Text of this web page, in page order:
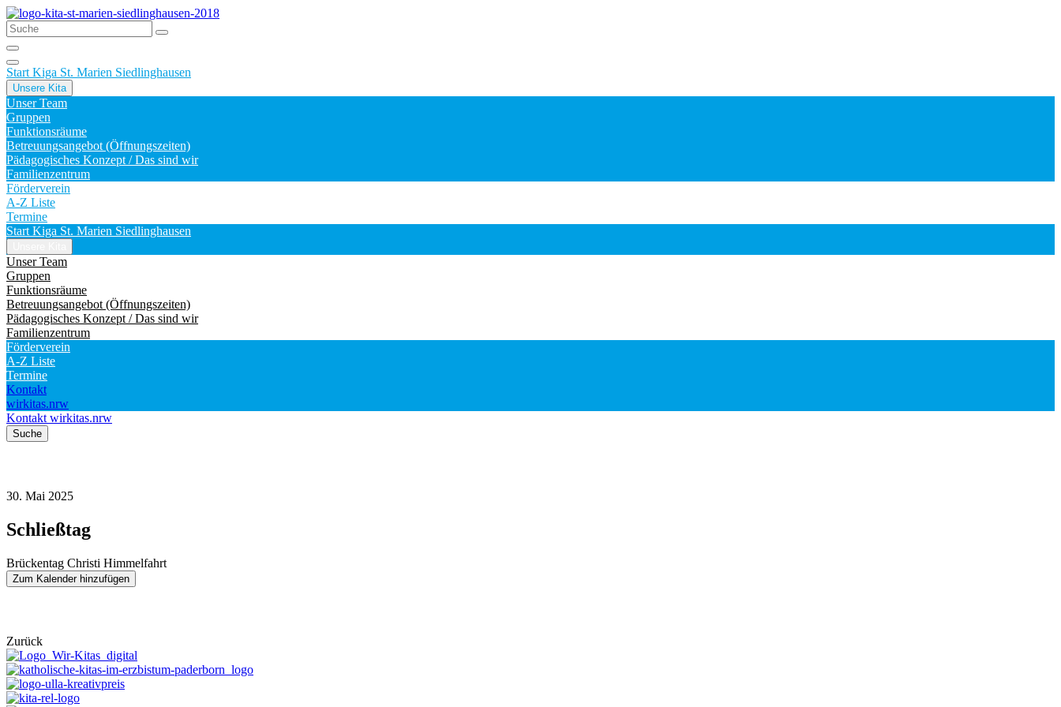
Start Kiga St. Marien Siedlinghausen
Unsere Kita
Unser Team
Gruppen
Funktionsräume
Betreuungsangebot (Öffnungszeiten)
Pädagogisches Konzept / Das sind wir
Familienzentrum
Förderverein
A-Z Liste
Termine
Start Kiga St. Marien Siedlinghausen
Unser Team
Gruppen
Funktionsräume
Betreuungsangebot (Öffnungszeiten)
Pädagogisches Konzept / Das sind wir
Familienzentrum
Förderverein
A-Z Liste
Termine
Kontakt
wirkitas.nrw
Kontakt wirkitas.nrw
Suche
30. Mai 2025
Schließtag
Brückentag Christi Himmelfahrt
Zum Kalender hinzufügen
Zurück